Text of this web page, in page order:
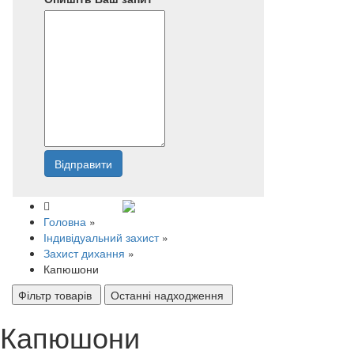
Відправити
Головна »
Індивідуальний захист »
Захист дихання »
Капюшони
Фільтр товарів
Останні надходження
Капюшони